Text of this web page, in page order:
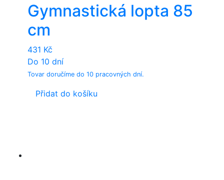
Gymnastická lopta 85
cm
431 Kč
Do 10 dní
Tovar doručíme do 10 pracovných dní.
Přidat do košíku